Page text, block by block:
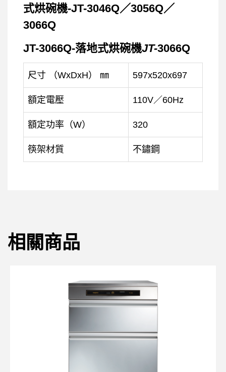
JT-3066Q-落地式烘碗機JT-3066Q
尺寸 （WxDxH） ㎜ 597x520x697
額定電壓 110V／60Hz
額定功率（W） 320
筷架材質 不鏽鋼
相關商品